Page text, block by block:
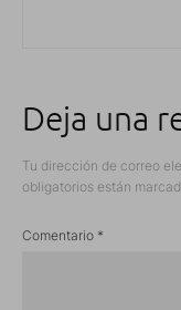
Deja una
Tu dirección de correo
obligatorios están
Comentario *